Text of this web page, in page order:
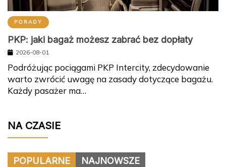
PORADY
PKP: jaki bagaż możesz zabrać bez dopłaty
2026-08-01
Podróżując pociągami PKP Intercity, zdecydowanie
warto zwrócić uwagę na zasady dotyczące bagażu.
Każdy pasażer ma…
NA CZASIE
POPULARNE NAJNOWSZE